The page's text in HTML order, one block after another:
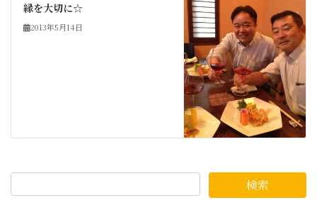
縁を大切に☆
2013年5月14日